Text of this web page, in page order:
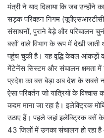
मंत्री ने याद दिलाया कि जब उन्होंने
सड़क परिवहन निगम
संसाधनों, पुराने बेड़े और परिचालन
बसों’ वाले विभाग के रूप में देखी
पहुंच चुकी है। यह वृद्धि केवल
मेंटेनेंस सिस्टम और संचालन क्षमता में
प्रदेश का बस बेड़ा अब देश के सबसे
ऐसा परिवर्तन जो यात्रियों के विश्वास
कदम माना जा रहा है। इलेक्ट्रिक
उठाए हैं। पहले जहां इलेक्ट्रिक बसें
43 जिलों में उनका संचालन हो रहा